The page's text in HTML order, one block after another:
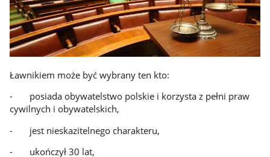
Ławnikiem może być wybrany ten kto:
- posiada obywatelstwo polskie i korzysta z pełni praw
cywilnych i obywatelskich,
- jest nieskazitelnego charakteru,
- ukończył 30 lat,